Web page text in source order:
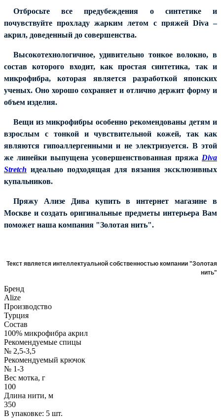
Отбросьте все предубеждения о синтетике и
почувствуйте прохладу жарким летом с пряжей Diva –
акрил, доведенный до совершенства.
Высокотехнологичное, удивительно тонкое волокно, в
состав которого входит, как простая синтетика, так и
микрофибра, которая является разработкой японских
ученых. Оно хорошо сохраняет и отлично держит форму и
объем изделия.
Вещи из микрофибры особенно рекомендованы детям и
взрослым с тонкой и чувствительной кожей, так как
являются гипоаллергенными и не электризуется. В этой
же линейки выпущена усовершенствованная пряжа Diva
Stretch идеально подходящая для вязания эксклюзивных
купальников.
Пряжу Ализе Дива купить в интернет магазине в
Москве и создать оригинальные предметы интерьера Вам
поможет наша компания "Золотая нить".
Текст является интеллектуальной собственностью компании "Золотая
нить"
Бренд
Alize
Производство
Турция
Состав
100% микрофибра акрил
Рекомендуемые спицы
№ 2,5-3,5
Рекомендуемый крючок
№ 1-3
Вес мотка, г
100
Длина нити, м
350
В упаковке: 5 шт.